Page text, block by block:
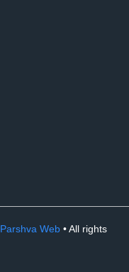
Parshva Web • All rights